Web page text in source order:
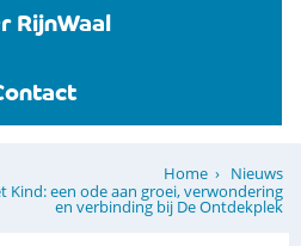
RijnWaal
Home
Nieuws
Kind: een ode aan groei, verwondering
en verbinding bij De Ontdekplek